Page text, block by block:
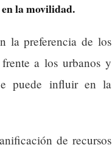
la movilidad.
la preferencia de los
a los urbanos y
puede influir en la
de recursos